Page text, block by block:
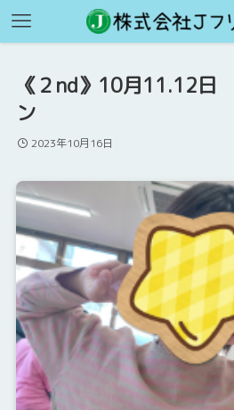
《２nd》10月11.12日
ン
2023年10月16日